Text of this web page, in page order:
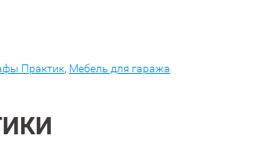
Практик, Мебель для гаража